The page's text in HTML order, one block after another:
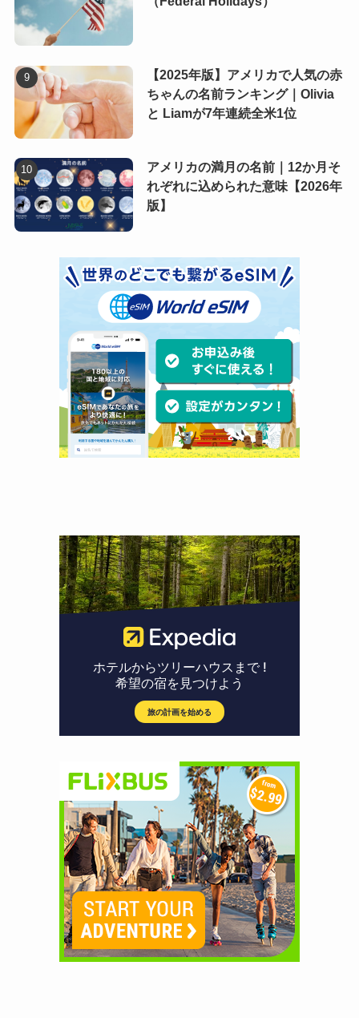
【2025年版】アメリカで人気の赤
ちゃんの名前ランキング｜Olivia
と Liamが7年連続全米1位
アメリカの満月の名前｜12か月そ
れぞれに込められた意味【2026年
版】